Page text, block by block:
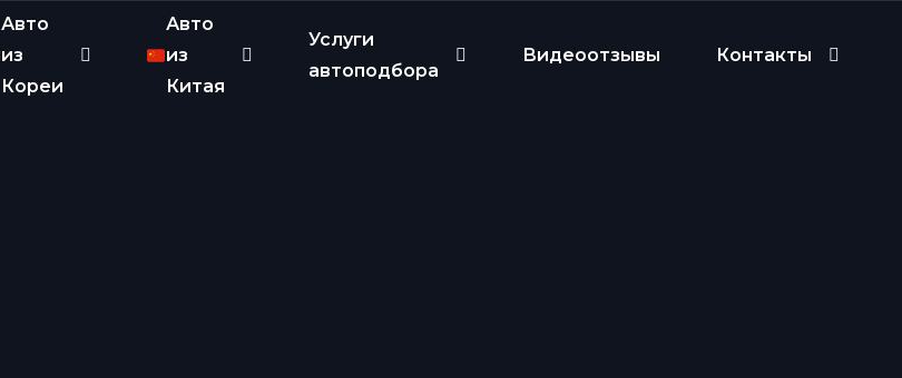
Авто
из
Кореи
Авто
из
Китая
Услуги
автоподбора
Видеоотзывы Контакты